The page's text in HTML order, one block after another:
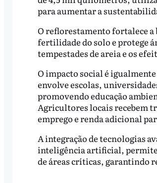
para aumentar a
O reflorestamento fortalece
fertilidade do solo e protege
tempestades de areia e os
O impacto social é
envolve escolas,
promovendo educação
Agricultores locais recebem
emprego e renda adicional
A integração de tecnologias
inteligência artificial,
de áreas críticas, garantindo